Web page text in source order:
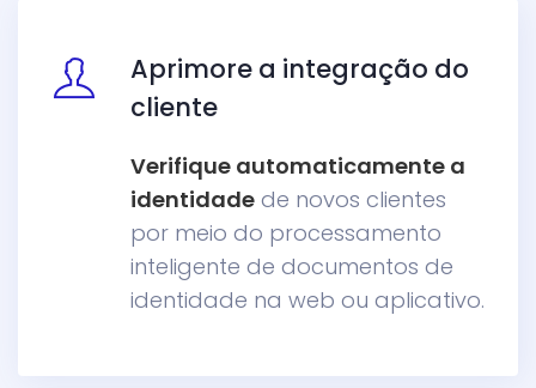
Aprimore a integração do
cliente
Verifique automaticamente a
identidade de novos clientes
por meio do processamento
inteligente de documentos de
identidade na web ou aplicativo.